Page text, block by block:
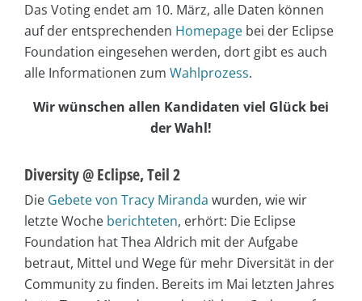
Das Voting endet am 10. März, alle Daten können
auf der entsprechenden Homepage bei der Eclipse
Foundation eingesehen werden, dort gibt es auch
alle Informationen zum Wahlprozess.
Wir wünschen allen Kandidaten viel Glück bei
der Wahl!
Diversity @ Eclipse, Teil 2
Die Gebete von Tracy Miranda wurden, wie wir
letzte Woche berichteten, erhört: Die Eclipse
Foundation hat Thea Aldrich mit der Aufgabe
betraut, Mittel und Wege für mehr Diversität in der
Community zu finden. Bereits im Mai letzten Jahres